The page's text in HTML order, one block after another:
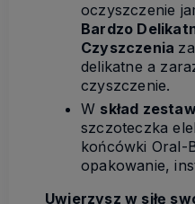
oczyszczenie
Bardzo
Czyszczenia
delikatne a
czyszczenie.
W skład
szczoteczka
końcówki Oral-
opakowanie,
Uwierzysz w siłę